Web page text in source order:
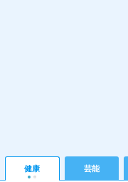
健康 芸能